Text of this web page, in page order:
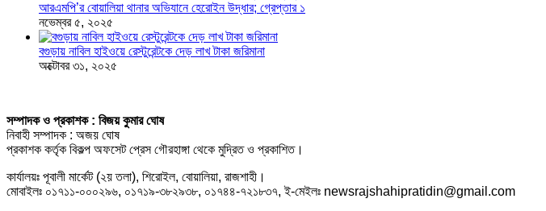
আরএমপি’র বোয়ালিয়া থানার অভিযানে হেরোইন উদ্ধার; গ্রেপ্তার ১
নভেম্বর ৫, ২০২৫
বগুড়ায় নাবিল হাইওয়ে রেস্টুরেন্টকে দেড় লাখ টাকা জরিমানা
অক্টোবর ৩১, ২০২৫
সম্পাদক ও প্রকাশক : বিজয় কুমার ঘোষ
নিবাহী সম্পাদক : অজয় ঘোষ
প্রকাশক কর্তৃক বিকল্প অফসেট প্রেস গৌরহাঙ্গা থেকে মুদ্রিত ও প্রকাশিত।
কার্যালয়ঃ পূবালী মার্কেট (২য় তলা), শিরোইল, বোয়ালিয়া, রাজশাহী।
মোবাইলঃ ০১৭১১-০০০২৯৬, ০১৭১৯-৩৮২৯৩৮, ০১৭৪৪-৭২১৮৩৭, ই-মেইলঃ newsrajshahipratidin@gmail.com